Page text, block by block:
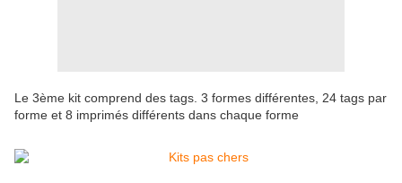
Le 3ème kit comprend des tags. 3 formes différentes, 24 tags par
forme et 8 imprimés différents dans chaque forme